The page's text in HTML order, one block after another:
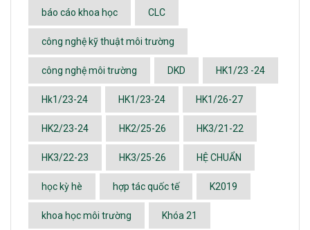
báo cáo khoa học CLC
công nghệ kỹ thuật môi trường
công nghệ môi trường DKD HK1/23 -24
Hk1/23-24 HK1/23-24 HK1/26-27
HK2/23-24 HK2/25-26 HK3/21-22
HK3/22-23 HK3/25-26 HỆ CHUẨN
học kỳ hè hợp tác quốc tế K2019
khoa học môi trường Khóa 21